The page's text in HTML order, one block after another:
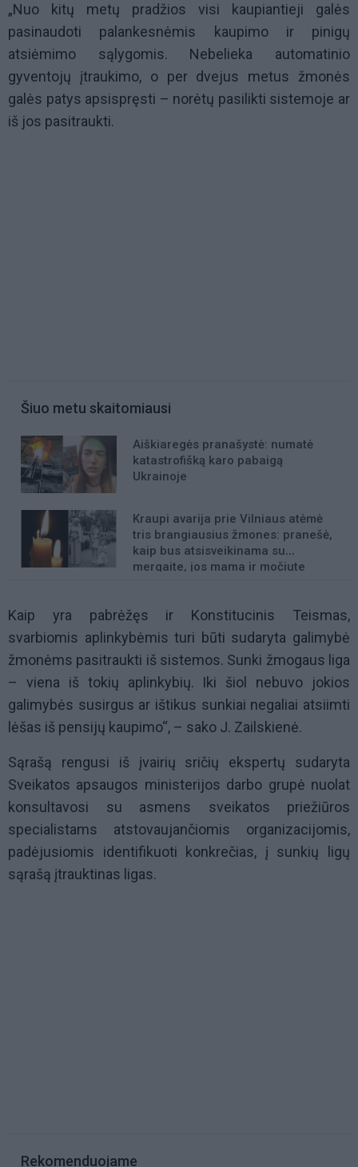
„Nuo kitų metų pradžios visi kaupiantieji galės
pasinaudoti palankesnėmis kaupimo ir pinigų
atsiėmimo sąlygomis. Nebelieka automatinio
gyventojų įtraukimo, o per dvejus metus žmonės
galės patys apsispręsti – norėtų pasilikti sistemoje ar
iš jos pasitraukti.
Šiuo metu skaitomiausi
Aiškiaregės pranašystė: numatė
katastrofišką karo pabaigą
Ukrainoje
Kraupi avarija prie Vilniaus atėmė
tris brangiausius žmones: pranešė,
kaip bus atsisveikinama su
mergaite, jos mama ir močiute
Kaip yra pabrėžęs ir Konstitucinis Teismas,
svarbiomis aplinkybėmis turi būti sudaryta galimybė
žmonėms pasitraukti iš sistemos. Sunki žmogaus liga
– viena iš tokių aplinkybių. Iki šiol nebuvo jokios
galimybės susirgus ar ištikus sunkiai negaliai atsiimti
lėšas iš pensijų kaupimo“, – sako J. Zailskienė.
Sąrašą rengusi iš įvairių sričių ekspertų sudaryta
Sveikatos apsaugos ministerijos darbo grupė nuolat
konsultavosi su asmens sveikatos priežiūros
specialistams atstovaujančiomis organizacijomis,
padėjusiomis identifikuoti konkrečias, į sunkių ligų
sąrašą įtrauktinas ligas.
Rekomenduojame